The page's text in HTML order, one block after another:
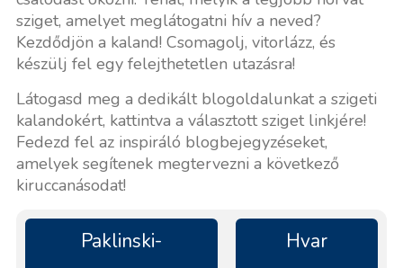
sziget, amelyet meglátogatni hív a neved?
Kezdődjön a kaland! Csomagolj, vitorlázz, és
készülj fel egy felejthetetlen utazásra!
Látogasd meg a dedikált blogoldalunkat a szigeti
kalandokért, kattintva a választott sziget linkjére!
Fedezd fel az inspiráló blogbejegyzéseket,
amelyek segítenek megtervezni a következő
kiruccanásodat!
Paklinski-
Hvar